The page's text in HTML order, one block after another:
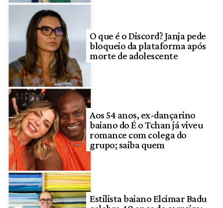
O que é o Discord? Janja pede
bloqueio da plataforma após
morte de adolescente
Aos 54 anos, ex-dançarino
baiano do É o Tchan já viveu
romance com colega do
grupo; saiba quem
Estilista baiano Elcimar Badu